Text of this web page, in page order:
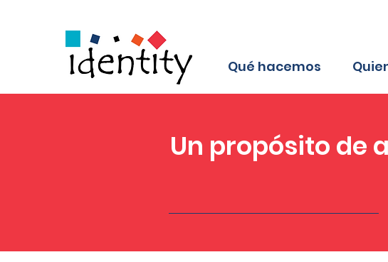
Qué hacemos
Un propósito de